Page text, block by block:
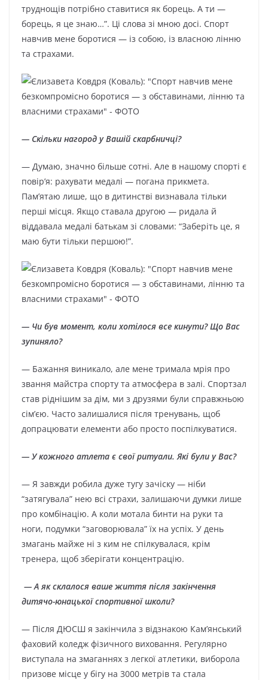
труднощів потрібно ставитися як борець. А ти —
борець, я це знаю…”. Ці слова зі мною досі. Спорт
навчив мене боротися — із собою, із власною лінню
та страхами.
— Скільки нагород у Вашій скарбничці?
— Думаю, значно більше сотні. Але в нашому спорті є
повір’я: рахувати медалі — погана прикмета.
Пам’ятаю лише, що в дитинстві визнавала тільки
перші місця. Якщо ставала другою — ридала й
віддавала медалі батькам зі словами: “Заберіть це, я
маю бути тільки першою!”.
— Чи був момент, коли хотілося все кинути? Що Вас
зупиняло?
— Бажання виникало, але мене тримала мрія про
звання майстра спорту та атмосфера в залі. Спортзал
став ріднішим за дім, ми з друзями були справжньою
сім’єю. Часто залишалися після тренувань, щоб
допрацювати елементи або просто поспілкуватися.
— У кожного атлета є свої ритуали. Які були у Вас?
— Я завжди робила дуже тугу зачіску — ніби
“затягувала” нею всі страхи, залишаючи думки лише
про комбінацію. А коли мотала бинти на руки та
ноги, подумки “заговорювала” їх на успіх. У день
змагань майже ні з ким не спілкувалася, крім
тренера, щоб зберігати концентрацію.
— А як склалося ваше життя після закінчення
дитячо-юнацької спортивної школи?
— Після ДЮСШ я закінчила з відзнакою Камʼянський
фаховий коледж фізичного виховання. Регулярно
виступала на змаганнях з легкої атлетики, виборола
призове місце у бігу на 3000 метрів та стала